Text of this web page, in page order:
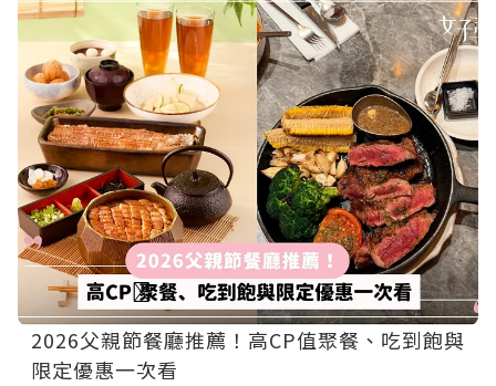
2026父親節餐廳推薦！高CP值聚餐、吃到飽與
限定優惠一次看